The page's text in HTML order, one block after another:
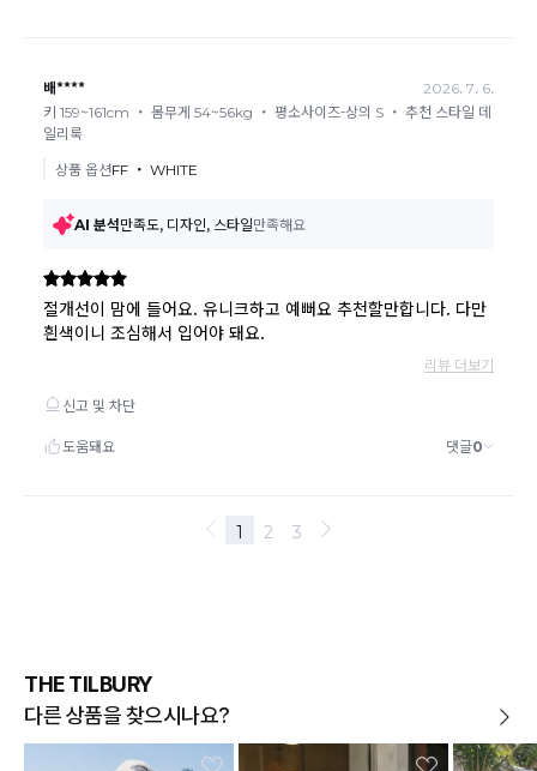
THE TILBURY
다른 상품을 찾으시나요?